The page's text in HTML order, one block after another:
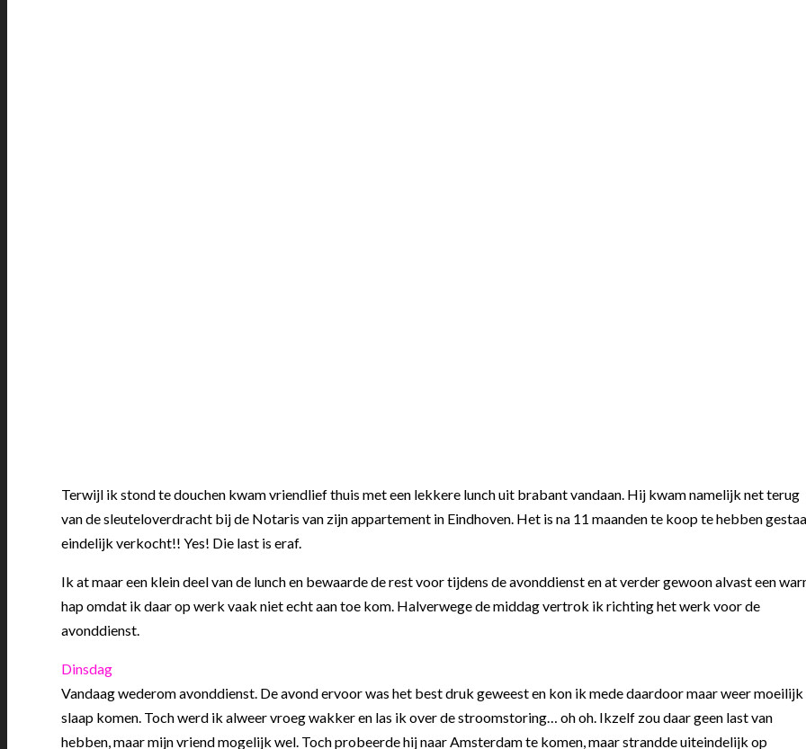
Terwijl ik stond te douchen kwam vriendlief thuis met een lekkere lunch uit brabant vandaan. Hij kwam namelijk net terug
van de sleuteloverdracht bij de Notaris van zijn appartement in Eindhoven. Het is na 11 maanden te koop te hebben
eindelijk verkocht!! Yes! Die last is eraf.
Ik at maar een klein deel van de lunch en bewaarde de rest voor tijdens de avonddienst en at verder gewoon alvast een
hap omdat ik daar op werk vaak niet echt aan toe kom. Halverwege de middag vertrok ik richting het werk voor de
avonddienst.
Dinsdag
Vandaag wederom avonddienst. De avond ervoor was het best druk geweest en kon ik mede daardoor maar weer moeilijk
slaap komen. Toch werd ik alweer vroeg wakker en las ik over de stroomstoring… oh oh. Ikzelf zou daar geen last van
hebben, maar mijn vriend mogelijk wel. Toch probeerde hij naar Amsterdam te komen, maar strandde uiteindelijk op